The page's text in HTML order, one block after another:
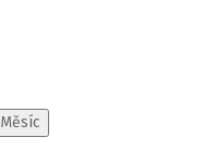
Měsíc